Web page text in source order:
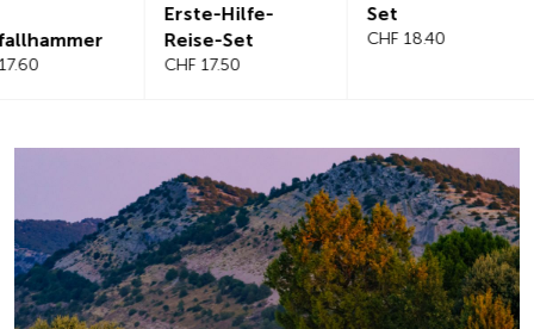
Reise-Set
CHF 17.50
Set
CHF 18.40